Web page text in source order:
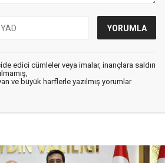
edici cümleler veya imalar, inançlara saldırı
ve büyük harflerle yazılmış yorumlar